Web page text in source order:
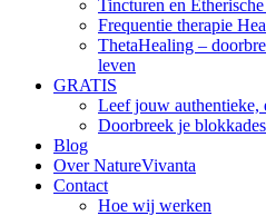
Tincturen en
Frequentie therapie
ThetaHealing –
leven
GRATIS
Leef jouw authentieke,
Doorbreek je
Blog
Over NatureVivanta
Contact
Hoe wij werken